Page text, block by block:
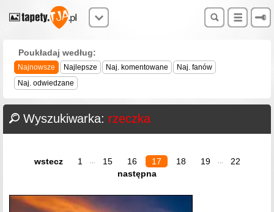
Poukładaj według:
Najnowsze Najlepsze Naj. komentowane
Naj. fanów
Naj. odwiedzane
Wyszukiwarka: rzeczka
wstecz 1 15 16 17 18 19
22
następna